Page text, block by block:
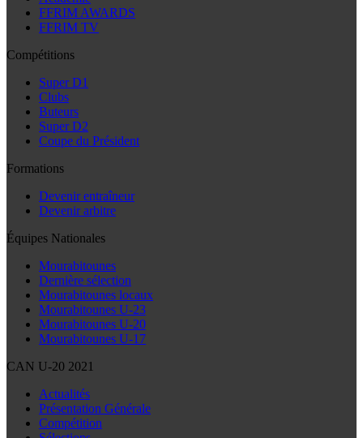
FFRIM AWARDS
FFRIM TV
Compétitions
Super D1
Clubs
Buteurs
Super D2
Coupe du Président
Formations
Devenir entraîneur
Devenir arbitre
Équipes Nationales
Mourabitounes
Dernière sélection
Mourabitounes locaux
Mourabitounes U-23
Mourabitounes U-20
Mourabitounes U-17
CAN U-20 2021
Actualités
Présentation Générale
Compétition